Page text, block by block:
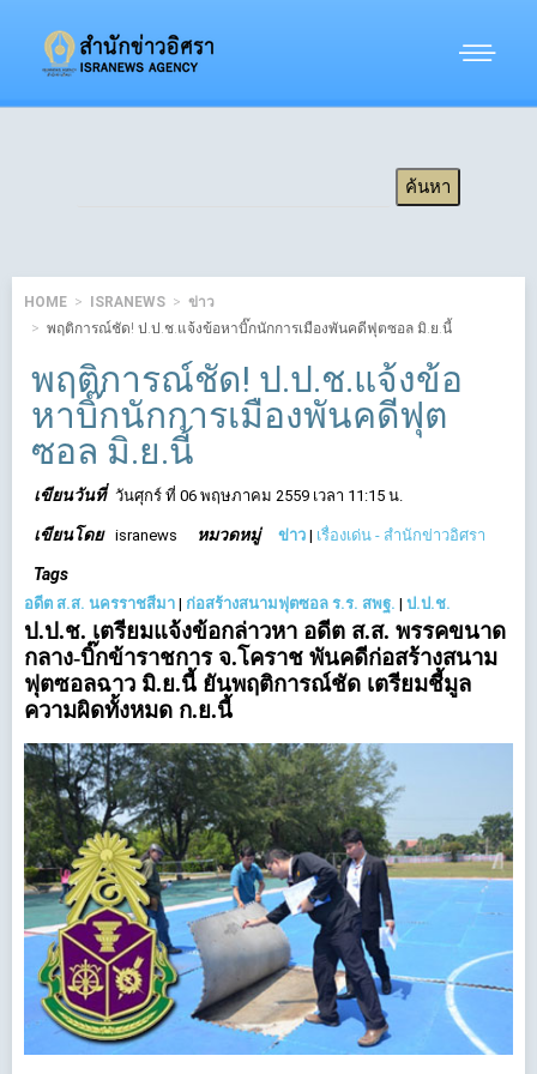
HOME ISRANEWS
ข่าว
พฤติการณ์ชัด! ป.ป.ช.แจ้งข้อหาบิ๊กนักการเมืองพันคดีฟุตซอล มิ.ย.นี้
พฤติการณ์ชัด! ป.ป.ช.แจ้งข้อ
หาบิ๊กนักการเมืองพันคดีฟุต
ซอล มิ.ย.นี้
เขียนวันที่ วันศุกร์ ที่ 06 พฤษภาคม 2559 เวลา 11:15 น.
เขียนโดย isranews หมวดหมู่ ข่าว | เรื่องเด่น - สำนักข่าวอิศรา
Tags
อดีต ส.ส. นครราชสีมา | ก่อสร้างสนามฟุตซอล ร.ร. สพฐ. | ป.ป.ช.
ป.ป.ช. เตรียมแจ้งข้อกล่าวหา อดีต ส.ส. พรรคขนาด
กลาง-บิ๊กข้าราชการ จ.โคราช พันคดีก่อสร้างสนาม
ฟุตซอลฉาว มิ.ย.นี้ ยันพฤติการณ์ชัด เตรียมชี้มูล
ความผิดทั้งหมด ก.ย.นี้